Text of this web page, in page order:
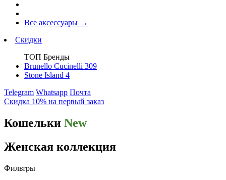
Все аксессуары →
Скидки
ТОП Бренды
Brunello Cucinelli 309
Stone Island 4
Telegram Whatsapp Почта
Скидка 10% на первый заказ
Кошельки New
Женская коллекция
Фильтры